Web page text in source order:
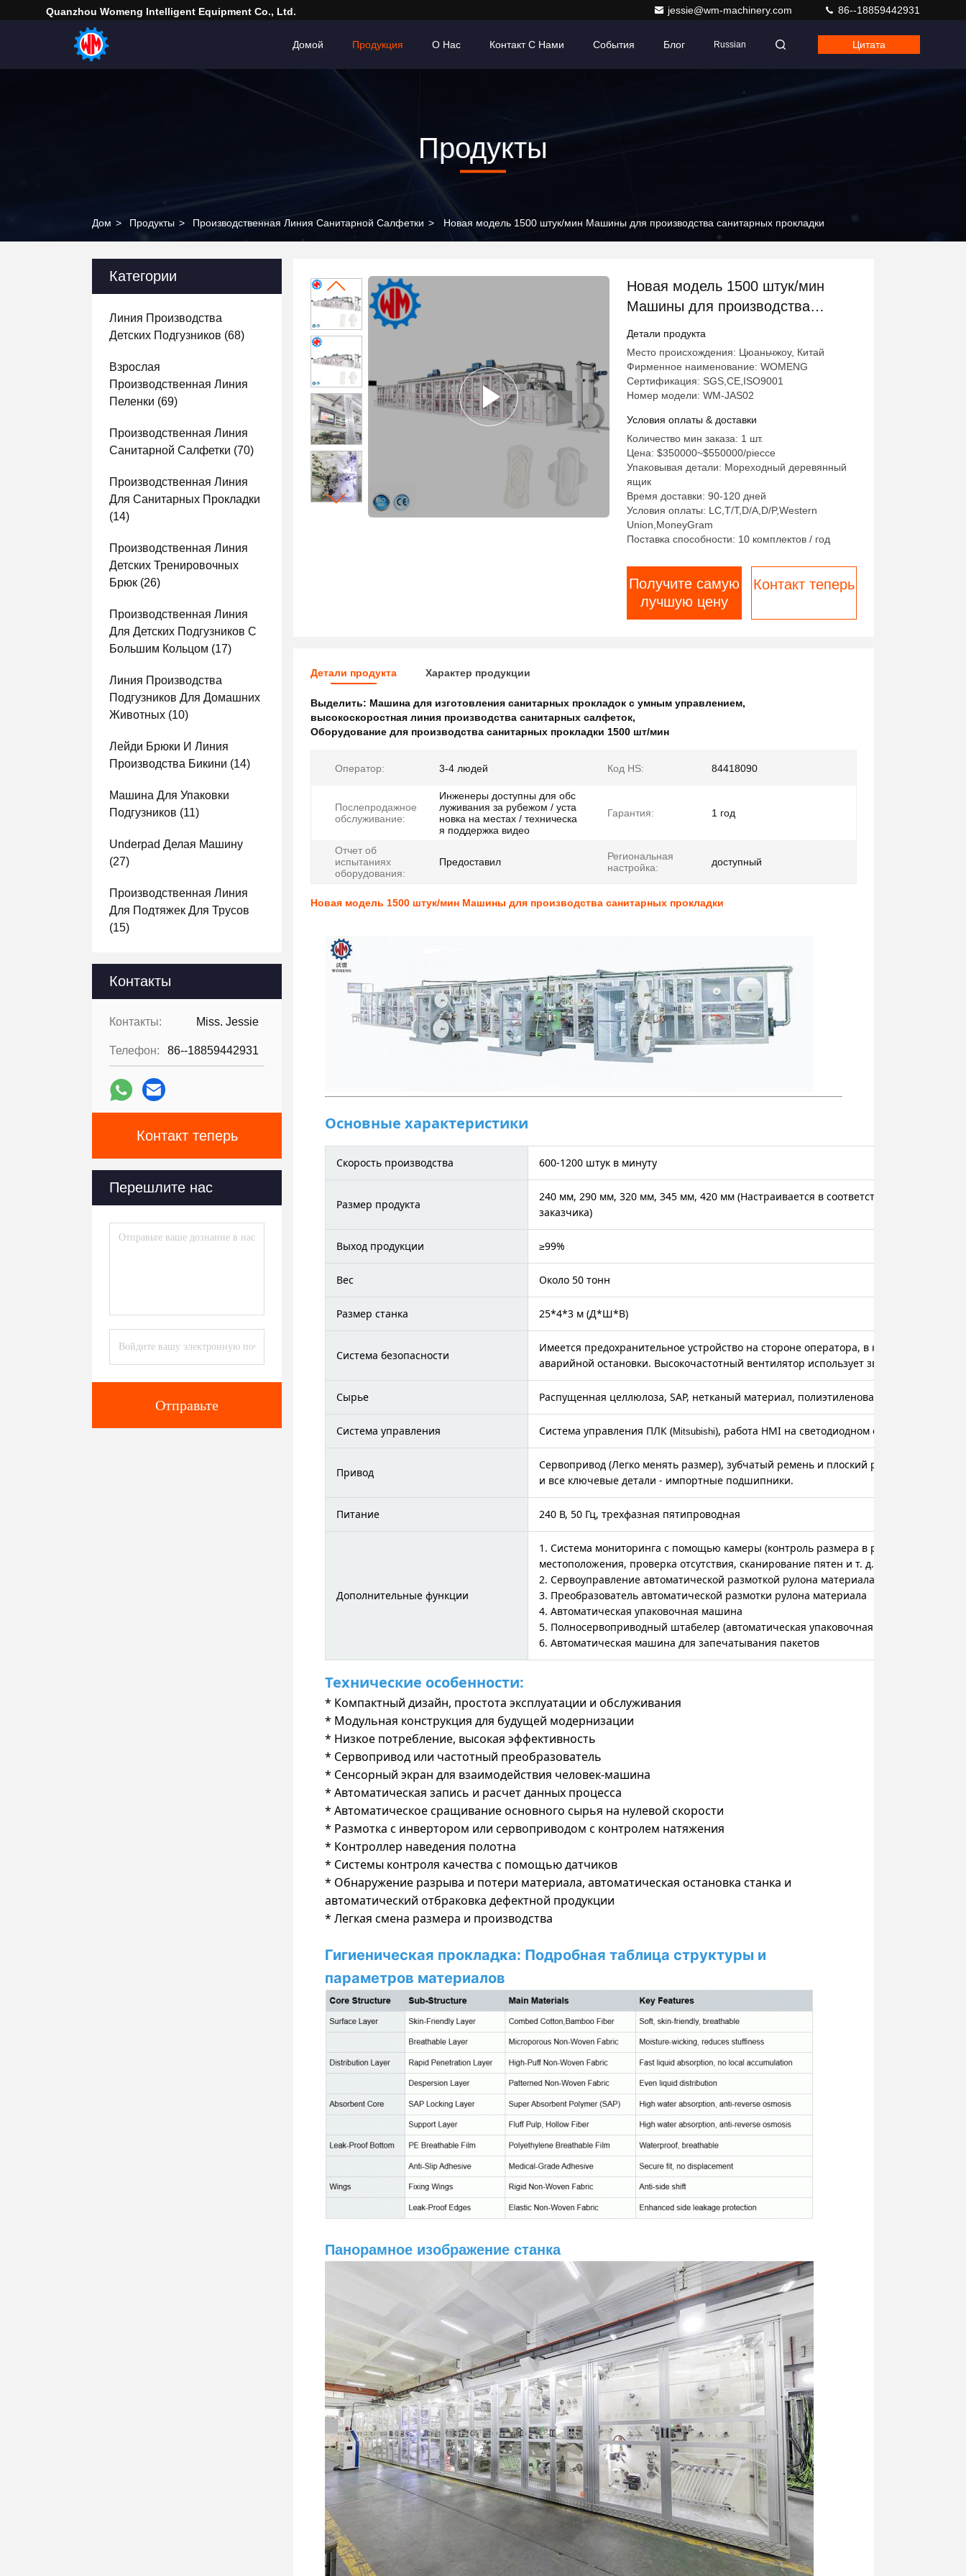
Quanzhou Womeng Intelligent Equipment Co., Ltd. jessie@wm-machinery.com 86--18859442931
Домой Продукция О Нас Контакт С Нами События Блог Russian Цитата
Продукты
Дом > Продукты > Производственная Линия Санитарной Салфетки > Новая модель 1500 штук/мин Машины для производства санитарных прокладки
Категории
Линия Производства
Детских Подгузников (68)
Взрослая
Производственная Линия
Пеленки (69)
Производственная Линия
Санитарной Салфетки (70)
Производственная Линия
Для Санитарных Прокладки
(14)
Производственная Линия
Детских Тренировочных
Брюк (26)
Производственная Линия
Для Детских Подгузников С
Большим Кольцом (17)
Линия Производства
Подгузников Для Домашних
Животных (10)
Лейди Брюки И Линия
Производства Бикини (14)
Машина Для Упаковки
Подгузников (11)
Underpad Делая Машину
(27)
Производственная Линия
Для Подтяжек Для Трусов
(15)
Контакты
Контакты: Miss. Jessie
Телефон: 86--18859442931
Контакт теперь
Перешлите нас
Отправьте
Новая модель 1500 штук/мин
Машины для производства
санитарных прокладки
Детали продукта
Место происхождения: Цюаньчжоу, Китай
Фирменное наименование: WOMENG
Сертификация: SGS,CE,ISO9001
Номер модели: WM-JAS02
Условия оплаты & доставки
Количество мин заказа: 1 шт.
Цена: $350000~$550000/piecce
Упаковывая детали: Мореходный деревянный
ящик
Время доставки: 90-120 дней
Условия оплаты: LC,T/T,D/A,D/P,Western
Union,MoneyGram
Поставка способности: 10 комплектов / год
Получите самую
лучшую цену
Контакт теперь
Детали продукта Характер продукции
Выделить: Машина для изготовления санитарных прокладок с умным управлением,
высокоскоростная линия производства санитарных салфеток,
Оборудование для производства санитарных прокладки 1500 шт/мин
Оператор: 3-4 людей Код HS: 84418090
Послепродажное
обслуживание:
Инженеры доступны для обс
луживания за рубежом / уста
новка на местах / техническа
я поддержка видео
Гарантия: 1 год
Отчет об
испытаниях
оборудования:
Предоставил
Региональная
настройка:
доступный
Новая модель 1500 штук/мин Машины для производства санитарных прокладки
Основные характеристики
Скорость производства 600-1200 штук в минуту
Размер продукта
240 мм, 290 мм, 320 мм, 345 мм, 420 мм (Настраивается в соответствии с
заказчика)
Выход продукции ≥99%
Вес Около 50 тонн
Размер станка 25*4*3 м (Д*Ш*В)
Система безопасности
Имеется предохранительное устройство на стороне оператора, в комплекте с
аварийной остановки. Высокочастотный вентилятор использует звукоизоляцию
Сырье Распущенная целлюлоза, SAP, нетканый материал, полиэтиленовая пленка
Система управления Система управления ПЛК (Mitsubishi), работа HMI на светодиодном сенсорном экране
Привод
Сервопривод (Легко менять размер), зубчатый ремень и плоский ремень -
и все ключевые детали - импортные подшипники.
Питание 240 В, 50 Гц, трехфазная пятипроводная
Дополнительные функции
1. Система мониторинга с помощью камеры (контроль размера в режиме онлайн,
местоположения, проверка отсутствия, сканирование пятен и т. д.)
2. Сервоуправление автоматической размоткой рулона материала
3. Преобразователь автоматической размотки рулона материала
4. Автоматическая упаковочная машина
5. Полносервоприводный штабелер (автоматическая упаковочная машина)
6. Автоматическая машина для запечатывания пакетов
Технические особенности:
* Компактный дизайн, простота эксплуатации и обслуживания
* Модульная конструкция для будущей модернизации
* Низкое потребление, высокая эффективность
* Сервопривод или частотный преобразователь
* Сенсорный экран для взаимодействия человек-машина
* Автоматическая запись и расчет данных процесса
* Автоматическое сращивание основного сырья на нулевой скорости
* Размотка с инвертором или сервоприводом с контролем натяжения
* Контроллер наведения полотна
* Системы контроля качества с помощью датчиков
* Обнаружение разрыва и потери материала, автоматическая остановка станка и
автоматический отбраковка дефектной продукции
* Легкая смена размера и производства
Гигиеническая прокладка: Подробная таблица структуры и
параметров материалов
Панорамное изображение станка